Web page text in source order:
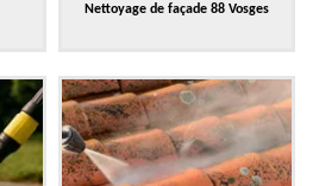
Nettoyage de façade 88 Vosges